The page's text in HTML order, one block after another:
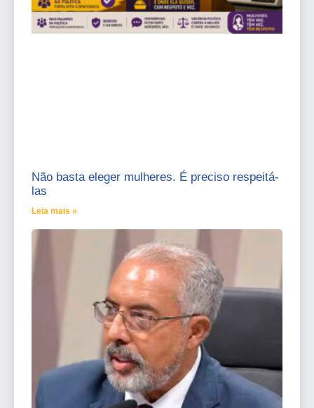
Não basta eleger mulheres. É preciso respeitá-
las
Leia mais »